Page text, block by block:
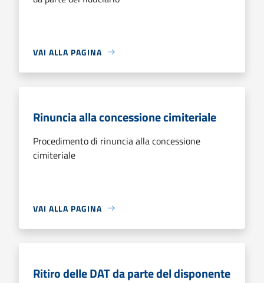
VAI ALLA PAGINA
Rinuncia alla concessione cimiteriale
Procedimento di rinuncia alla concessione
cimiteriale
VAI ALLA PAGINA
Ritiro delle DAT da parte del disponente